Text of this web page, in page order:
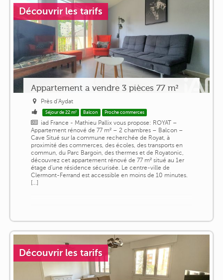
Découvrir les tarifs
Appartement a vendre 3 pièces 77 m²
Près d'Aydat
Séjour de 22 m² Balcon Proche commerces
iad France - Mathieu Pallix vous propose: ROYAT –
Appartement rénové de 77 m² – 2 chambres – Balcon –
Cave Situé sur la commune recherchée de Royat, à
proximité des commerces, des écoles, des transports en
commun, du Parc Bargoin, des thermes et de Royatonic,
découvrez cet appartement rénové de 77 m² situé au 1er
étage d'une résidence sécurisée. Le centre-ville de
Clermont-Ferrand est accessible en moins de 10 minutes.
[...]
Découvrir les tarifs